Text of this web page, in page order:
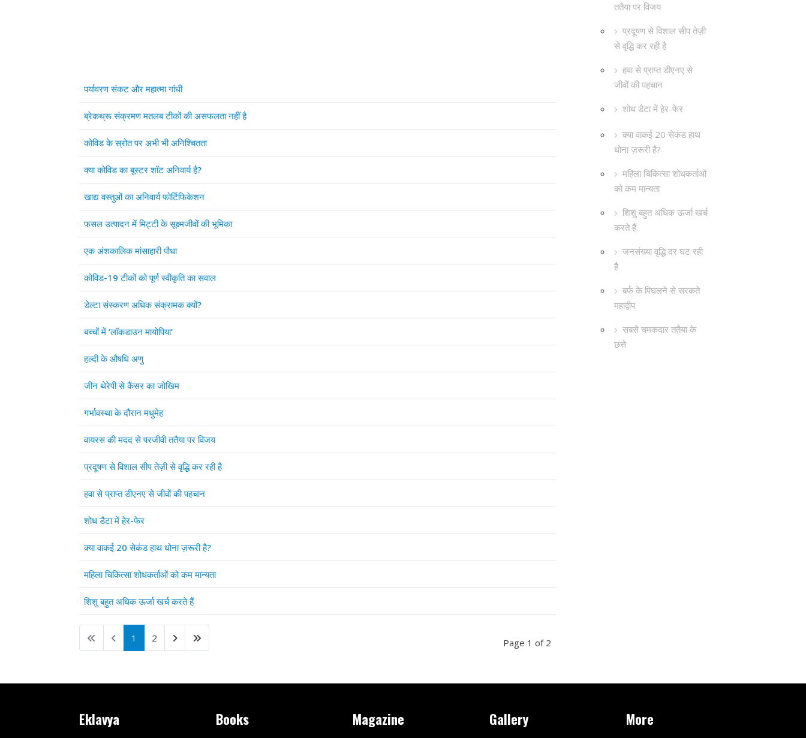
ततैया पर विजय
प्रदूषण से विशाल सीप तेज़ी
से वृद्धि कर रही है
हवा से प्राप्त डीएनए से
जीवों की पहचान
शोध डैटा में हेर-फेर
क्या वाकई 20 सेकंड हाथ
धोना ज़रूरी है?
महिला चिकित्सा शोधकर्ताओं
को कम मान्यता
शिशु बहुत अधिक ऊर्जा खर्च
करते हैं
जनसंख्या वृद्धि दर घट रही
है
बर्फ के पिघलने से सरकते
महाद्वीप
सबसे चमकदार ततैया के
छत्ते
Articles
Title
पर्यावरण संकट और महात्मा गांधी
ब्रेकथ्रू संक्रमण मतलब टीकों की असफलता नहीं है
कोविड के स्रोत पर अभी भी अनिश्चितता
क्या कोविड का बूस्टर शॉट अनिवार्य है?
खाद्य वस्तुओं का अनिवार्य फोर्टिफिकेशन
फसल उत्पादन में मिट्टी के सूक्ष्मजीवों की भूमिका
एक अंशकालिक मांसाहारी पौधा
कोविड-19 टीकों को पूर्ण स्वीकृति का सवाल
डेल्टा संस्करण अधिक संक्रामक क्यों?
बच्चों में ‘लॉकडाउन मायोपिया’
हल्दी के औषधि अणु
जीन थेरेपी से कैंसर का जोखिम
गर्भावस्था के दौरान मधुमेह
वायरस की मदद से परजीवी ततैया पर विजय
प्रदूषण से विशाल सीप तेज़ी से वृद्धि कर रही है
हवा से प्राप्त डीएनए से जीवों की पहचान
शोध डैटा में हेर-फेर
क्या वाकई 20 सेकंड हाथ धोना ज़रूरी है?
महिला चिकित्सा शोधकर्ताओं को कम मान्यता
शिशु बहुत अधिक ऊर्जा खर्च करते हैं
Page 1 of 2
1 2
Eklavya Books Magazine Gallery More